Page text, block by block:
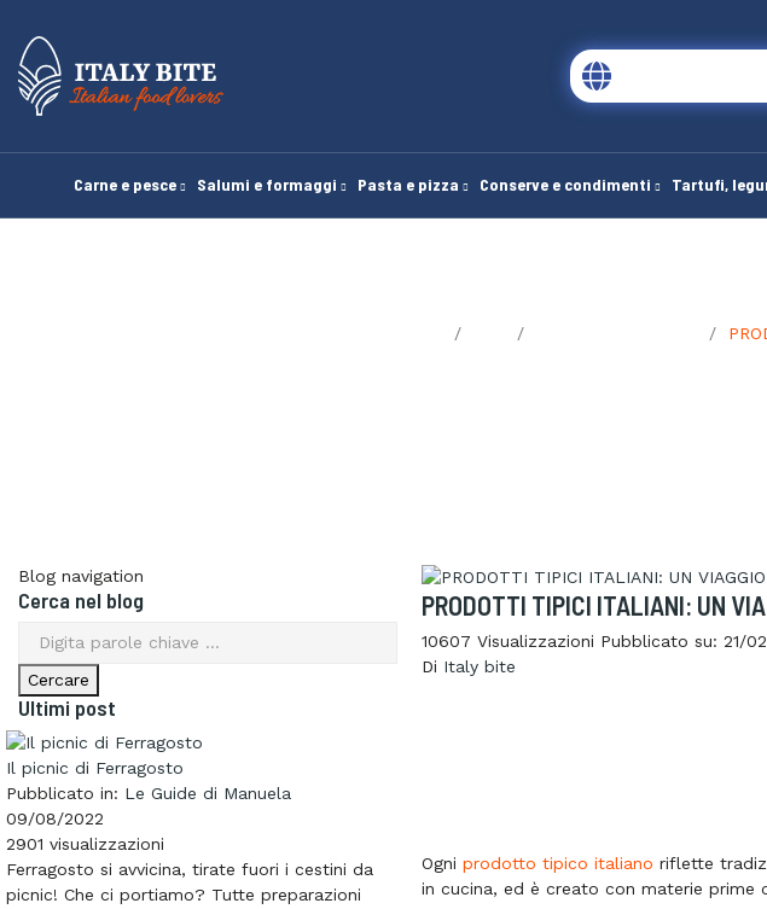
Carne e pesce Salumi e formaggi Pasta e pizza Conserve e condimenti Tartufi,
Blog navigation
Cerca nel blog
Ultimi post
Il picnic di Ferragosto
Pubblicato in: Le Guide di Manuela
09/08/2022
2901 visualizzazioni
Ferragosto si avvicina, tirate fuori i cestini da
picnic! Che ci portiamo? Tutte preparazioni
PRODOTTI TIPICI ITALIANI: UN
10607 Visualizzazioni Pubblicato su: 21/
Di Italy bite
Ogni prodotto tipico italiano riflette
in cucina, ed è creato con materie prime